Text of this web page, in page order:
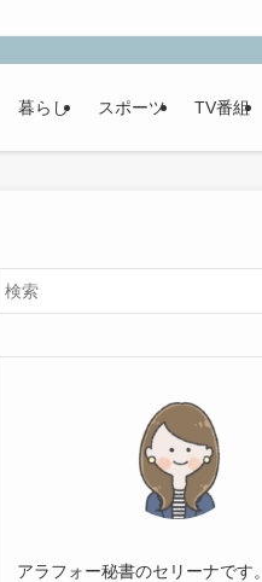
暮らし スポーツ TV番組
アラフォー秘書のセリーナです。